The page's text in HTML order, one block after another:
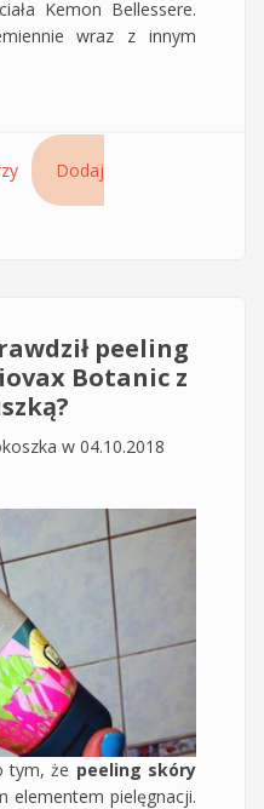
Kemon Bellessere.
wraz z innym
włosów i ciała Actyva
plus mój zestaw na idealne
Dodaj
peeling
Botanic z
w 04.10.2018
tym, że peeling skóry
elementem pielęgnacji.